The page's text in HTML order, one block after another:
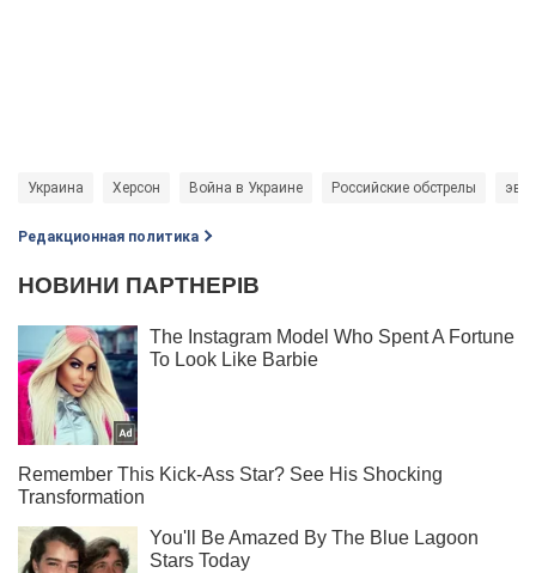
Украина Херсон Война в Украине Российские обстрелы
Редакционная политика